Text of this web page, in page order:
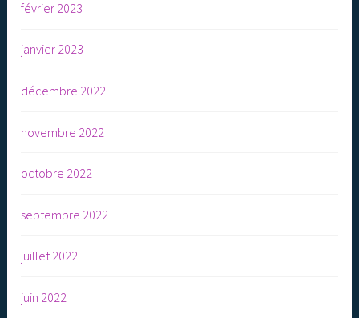
février 2023
janvier 2023
décembre 2022
novembre 2022
octobre 2022
septembre 2022
juillet 2022
juin 2022